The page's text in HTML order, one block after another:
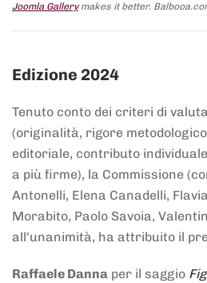
Joomla Gallerymakes it better.
Edizione 2024
Tenuto conto dei criteri di
(originalità, rigore
editoriale, contributo
a più firme), la Commissione
Antonelli, Elena Canadelli,
Morabito, Paolo Savoia,
all'unanimità, ha attribuito il
Raffaele Danna per il saggio